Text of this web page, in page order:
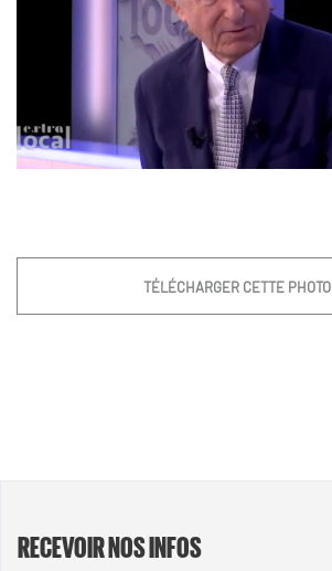
TÉLÉCHARGER CETTE PHOTO
RECEVOIR NOS INFOS